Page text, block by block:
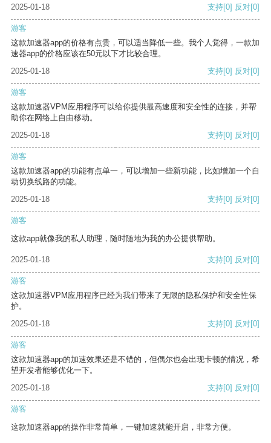
2025-01-18 支持[0] 反对[0]
游客
这款加速器app的价格有点贵，可以适当降低一些。我个人觉得，一款加
速器app的价格应该在50元以下才比较合理。
2025-01-18
支持[0] 反对[0]
游客
这款加速器VPM应用程序可以给你提供最高速度和安全性的连接，并帮
助你在网络上自由移动。
2025-01-18
支持[0] 反对[0]
游客
这款加速器app的功能有点单一，可以增加一些新功能，比如增加一个自
动切换线路的功能。
2025-01-18
支持[0] 反对[0]
游客
这款app就像我的私人助理，随时随地为我的办公提供帮助。
2025-01-18 支持[0] 反对[0]
游客
这款加速器VPM应用程序已经为我们带来了无限的隐私保护和安全性保
护。
2025-01-18
支持[0] 反对[0]
游客
这款加速器app的加速效果还是不错的，但偶尔也会出现卡顿的情况，希
望开发者能够优化一下。
2025-01-18
支持[0] 反对[0]
游客
这款加速器app的操作非常简单，一键加速就能开启，非常方便。